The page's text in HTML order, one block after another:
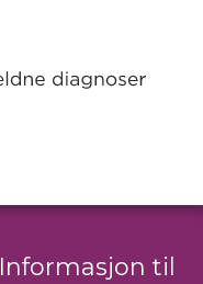
Informasjon til